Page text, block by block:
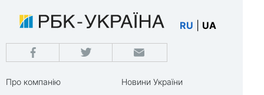
RU UA
Про компанію
Новини України